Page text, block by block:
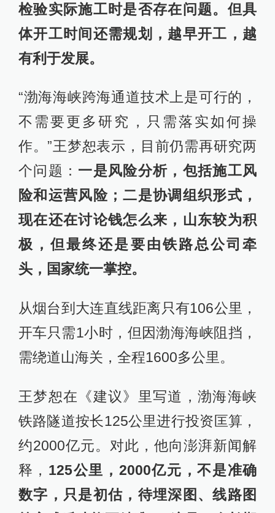
检验实际施工时是否存在问题。但具
体开工时间还需规划，越早开工，越
有利于发展。
“渤海海峡跨海通道技术上是可行的，
不需要更多研究，只需落实如何操
作。”王梦恕表示，目前仍需再研究两
个问题： 一是风险分析，包括施工风
险和运营风险；二是协调组织形式，
现在还在讨论钱怎么来，山东较为积
极，但最终还是要由铁路总公司牵
头，国家统一掌控。
从烟台到大连直线距离只有106公里，
开车只需1小时，但因渤海海峡阻挡，
需绕道山海关，全程1600多公里。
王梦恕在《建议》里写道，渤海海峡
铁路隧道按长125公里进行投资匡算，
约2000亿元。对此，他向澎湃新闻解
释， 125公里，2000亿元，不是准确
数字，只是初估，待埋深图、线路图